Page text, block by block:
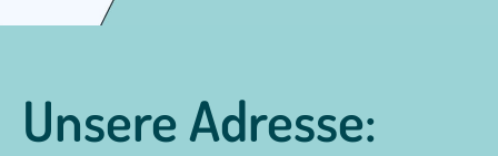
Unsere Adresse: